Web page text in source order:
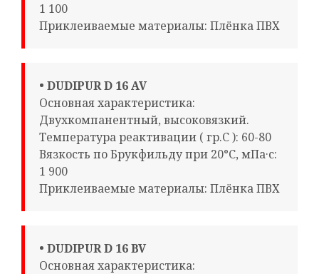
1 100
Приклеиваемые материалы: Плёнка ПВХ
• DUDIPUR D 16 AV
Основная характеристика:
Двухкомпанентный, высоковязкий.
Температура реактивации ( гр.С ): 60-80
Вязкость по Брукфильду при 20°С, мПа·с:
1 900
Приклеиваемые материалы: Плёнка ПВХ
• DUDIPUR D 16 BV
Основная характеристика: